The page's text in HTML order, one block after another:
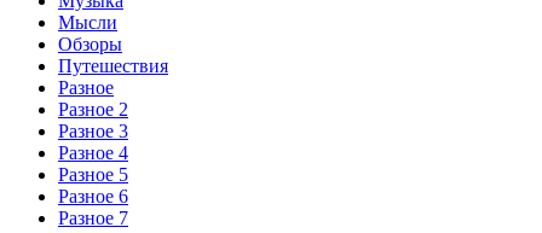
Мысли
Обзоры
Путешествия
Разное
Разное 2
Разное 3
Разное 4
Разное 5
Разное 6
Разное 7